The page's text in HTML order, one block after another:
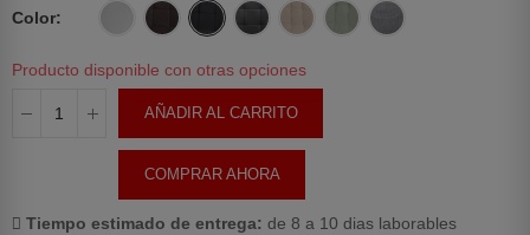
Color
Producto disponible con otras opciones
AÑADIR AL CARRITO
COMPRAR AHORA
Tiempo estimado de entrega: de 8 a 10 dias laborables